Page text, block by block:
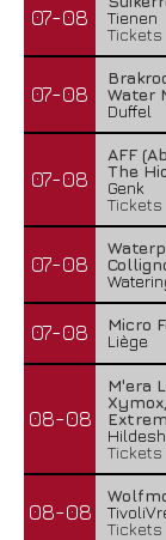
07-08
Tienen
Tickets
07-08
Water
Duffel
07-08
AFF
The
Genk
Tickets
07-08
07-08
Micro
Liège
08-08
M'era
Tickets
08-08
Tickets